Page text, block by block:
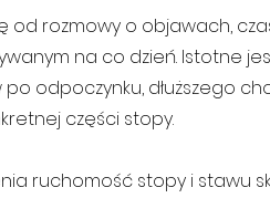
od rozmowy o objawach,
na co dzień. Istotne
odpoczynku, dłuższego
części stopy.
ruchomość stopy i stawu